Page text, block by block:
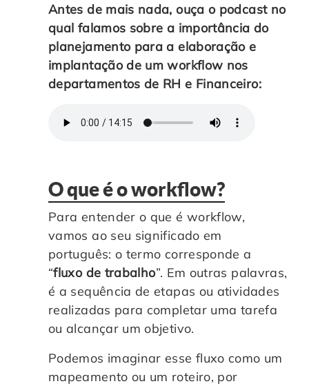
Antes de mais nada, ouça o podcast no
qual falamos sobre a importância do
planejamento para a elaboração e
implantação de um workflow nos
departamentos de RH e Financeiro:
O que é o workflow?
Para entender o que é workflow,
vamos ao seu significado em
português: o termo corresponde a
“fluxo de trabalho”. Em outras palavras,
é a sequência de etapas ou atividades
realizadas para completar uma tarefa
ou alcançar um objetivo.
Podemos imaginar esse fluxo como um
mapeamento ou um roteiro, por